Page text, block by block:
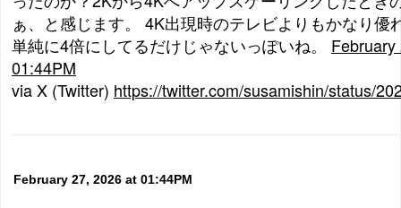
ぁ、と感じます。 4K出現時のテレビよりもかなり優
単純に4倍にしてるだけじゃないっぽいね。
01:44PM
via X (Twitter) https://twitter.com/susamishin/status/
February 27, 2026 at 01:44PM